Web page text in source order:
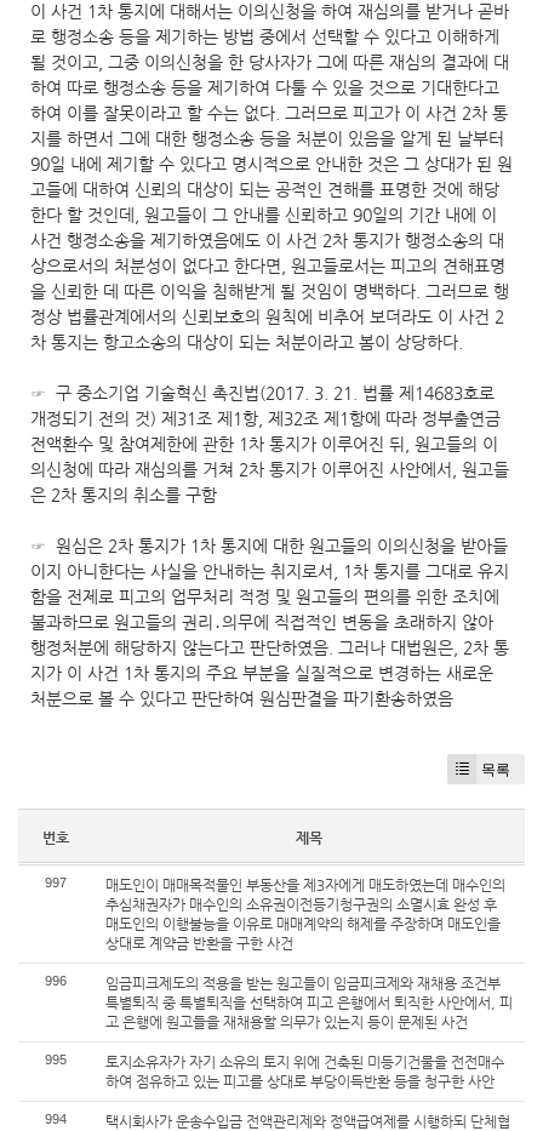
이 사건 1차 통지에 대해서는 이의신청을 하여 재심의를 받거나 곧바
로 행정소송 등을 제기하는 방법 중에서 선택할 수 있다고 이해하게
될 것이고, 그중 이의신청을 한 당사자가 그에 따른 재심의 결과에 대
하여 따로 행정소송 등을 제기하여 다툴 수 있을 것으로 기대한다고
하여 이를 잘못이라고 할 수는 없다. 그러므로 피고가 이 사건 2차 통
지를 하면서 그에 대한 행정소송 등을 처분이 있음을 알게 된 날부터
90일 내에 제기할 수 있다고 명시적으로 안내한 것은 그 상대가 된 원
고들에 대하여 신뢰의 대상이 되는 공적인 견해를 표명한 것에 해당
한다 할 것인데, 원고들이 그 안내를 신뢰하고 90일의 기간 내에 이
사건 행정소송을 제기하였음에도 이 사건 2차 통지가 행정소송의 대
상으로서의 처분성이 없다고 한다면, 원고들로서는 피고의 견해표명
을 신뢰한 데 따른 이익을 침해받게 될 것임이 명백하다. 그러므로 행
정상 법률관계에서의 신뢰보호의 원칙에 비추어 보더라도 이 사건 2
차 통지는 항고소송의 대상이 되는 처분이라고 봄이 상당하다.
☞ 구 중소기업 기술혁신 촉진법(2017. 3. 21. 법률 제14683호로
개정되기 전의 것) 제31조 제1항, 제32조 제1항에 따라 정부출연금
전액환수 및 참여제한에 관한 1차 통지가 이루어진 뒤, 원고들의 이
의신청에 따라 재심의를 거쳐 2차 통지가 이루어진 사안에서, 원고들
은 2차 통지의 취소를 구함
☞ 원심은 2차 통지가 1차 통지에 대한 원고들의 이의신청을 받아들
이지 아니한다는 사실을 안내하는 취지로서, 1차 통지를 그대로 유지
함을 전제로 피고의 업무처리 적정 및 원고들의 편의를 위한 조치에
불과하므로 원고들의 권리․의무에 직접적인 변동을 초래하지 않아
행정처분에 해당하지 않는다고 판단하였음. 그러나 대법원은, 2차 통
지가 이 사건 1차 통지의 주요 부분을 실질적으로 변경하는 새로운
처분으로 볼 수 있다고 판단하여 원심판결을 파기환송하였음
목록
번호 제목
997
매도인이 매매목적물인 부동산을 제3자에게 매도하였는데 매수인의
추심채권자가 매수인의 소유권이전등기청구권의 소멸시효 완성 후
매도인의 이행불능을 이유로 매매계약의 해제를 주장하며 매도인을
상대로 계약금 반환을 구한 사건
996
임금피크제도의 적용을 받는 원고들이 임금피크제와 재채용 조건부
특별퇴직 중 특별퇴직을 선택하여 피고 은행에서 퇴직한 사안에서, 피
고 은행에 원고들을 재채용할 의무가 있는지 등이 문제된 사건
995
토지소유자가 자기 소유의 토지 위에 건축된 미등기건물을 전전매수
하여 점유하고 있는 피고를 상대로 부당이득반환 등을 청구한 사안
994
택시회사가 운송수입금 전액관리제와 정액급여제를 시행하되 단체협